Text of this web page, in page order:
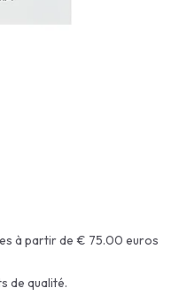
à partir de € 75.00 euros
de qualité.